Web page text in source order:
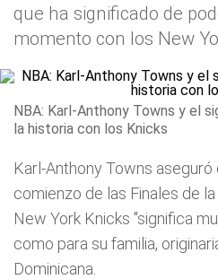
que ha significado de
momento con los New
NBA: Karl-Anthony Towns y el
la historia con los Knicks
Karl-Anthony Towns aseguró
comienzo de las Finales de la
New York Knicks "significa
como para su familia,
Dominicana.